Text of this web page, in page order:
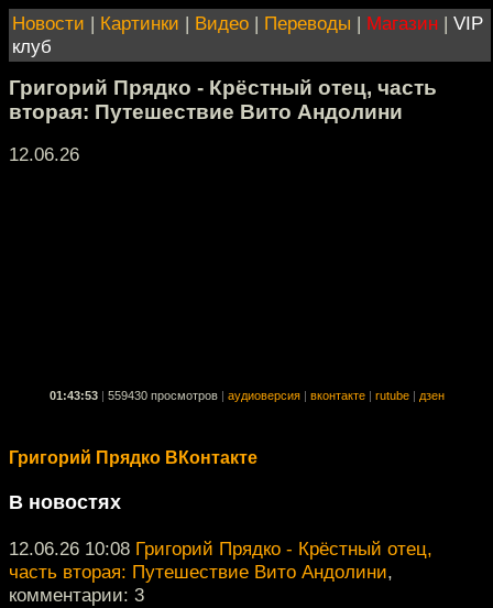
Новости | Картинки | Видео | Переводы | Магазин | VIP
клуб
Григорий Прядко - Крёстный отец, часть
вторая: Путешествие Вито Андолини
12.06.26
01:43:53 559430 просмотров аудиоверсия вконтакте rutube дзен
Григорий Прядко ВКонтакте
В новостях
12.06.26 10:08 Григорий Прядко - Крёстный отец,
часть вторая: Путешествие Вито Андолини,
комментарии: 3